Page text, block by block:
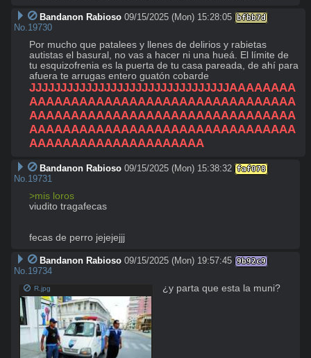
Bandanon Rabioso 09/15/2025 (Mon) 15:28:05 bfbb7d
No. 19730
Por mucho que patalees y llenes de delirios y rabietas
autistas el basural, no vas a hacer ni una hueá. El límite de
tu esquizofrenia es la puerta de tu casa pareada, de ahí para
JJJJJJJJJJJJJJJJJJJJJJJJJJJJJJJJAAAAAAAA
AAAAAAAAAAAAAAAAAAAAAAAAAAAAAAAA
AAAAAAAAAAAAAAAAAAAAAAAAAAAAAAAA
AAAAAAAAAAAAAAAAAAAAAAAAAAAAAAAA
AAAAAAAAAAAAAAAAAAAAA
Bandanon Rabioso 09/15/2025 (Mon) 15:38:32 faf078
No. 19731
>mis loros
viudito tragafecas
fecas de perro jejejejjj
Bandanon Rabioso 09/15/2025 (Mon) 19:57:45 9b92c9
No. 19734
R.jpg ¿y parta que esta la muni?